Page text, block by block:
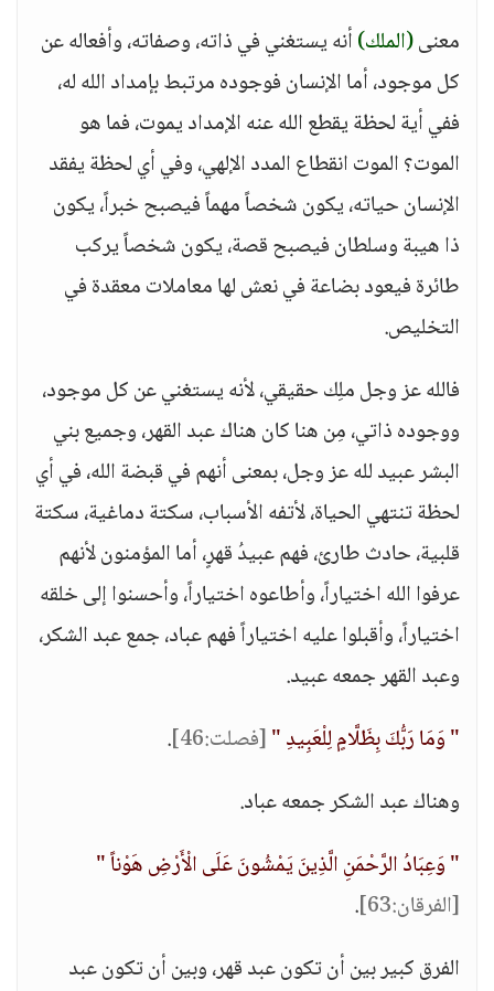
معنى(الملك)أنه يستغني في ذاته، وصفاته، وأفعاله عن
كل موجود، أما الإنسان فوجوده مرتبط بإمداد الله له،
ففي أية لحظة يقطع الله عنه الإمداد يموت، فما هو
الموت؟ الموت انقطاع المدد الإلهي، وفي أي لحظة يفقد
الإنسان حياته، يكون شخصاً مهماً فيصبح خبراً، يكون
ذا هيبة وسلطان فيصبح قصة، يكون شخصاً يركب
طائرة فيعود بضاعة في نعش لها معاملات معقدة في
التخليص.
فالله عز وجل ملِك حقيقي، لأنه يستغني عن كل موجود،
ووجوده ذاتي، مِن هنا كان هناك عبد القهر، وجميع بني
البشر عبيد لله عز وجل، بمعنى أنهم في قبضة الله، في أي
لحظة تنتهي الحياة، لأتفه الأسباب، سكتة دماغية، سكتة
قلبية، حادث طارئ، فهم عبيدُ قهرٍ، أما المؤمنون لأنهم
عرفوا الله اختياراً، وأطاعوه اختياراً، وأحسنوا إلى خلقه
اختياراً، وأقبلوا عليه اختياراً فهم عباد، جمع عبد الشكر،
وعبد القهر جمعه عبيد.
" وَمَا رَبُّكَ بِظَلَّامٍ لِلْعَبِيدِ "[فصلت:46]
.
وهناك عبد الشكر جمعه عباد.
" وَعِبَادُ الرَّحْمَنِ الَّذِينَ يَمْشُونَ عَلَى الْأَرْضِ هَوْناً "
[الفرقان:63]
.
الفرق كبير بين أن تكون عبد قهر، وبين أن تكون عبد